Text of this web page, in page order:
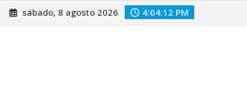
Saltar
al
sábado, 8 agosto 2026 4:04:13 PM